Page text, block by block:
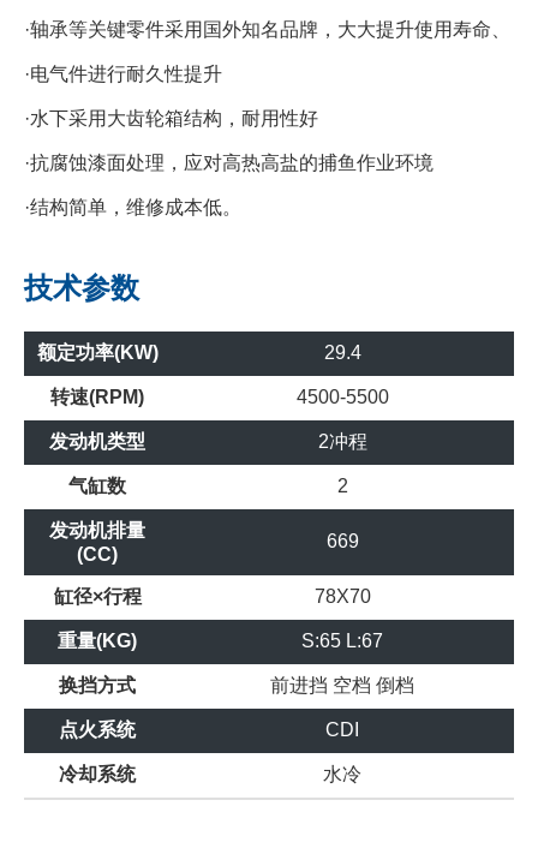
·轴承等关键零件采用国外知名品牌，大大提升使用寿命、
·电气件进行耐久性提升
·水下采用大齿轮箱结构，耐用性好
·抗腐蚀漆面处理，应对高热高盐的捕鱼作业环境
·结构简单，维修成本低。
技术参数
额定功率(KW) 29.4
转速(RPM) 4500-5500
发动机类型 2冲程
气缸数 2
发动机排量
(CC)
669
缸径×行程 78X70
重量(KG) S:65 L:67
换挡方式 前进挡 空档 倒档
点火系统 CDI
冷却系统 水冷